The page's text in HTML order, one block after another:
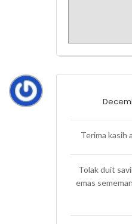
Terima kasih
Tolak duit
emas